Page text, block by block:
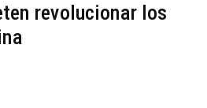
revolucionar los